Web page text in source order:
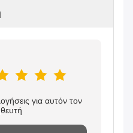
για αυτόν τον